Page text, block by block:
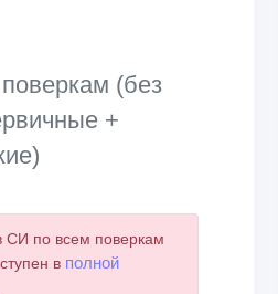
(без
+
СИ по всем поверкам
в полной